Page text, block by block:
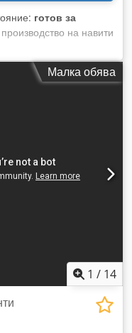
готов за
на навити
с
както и с
Dedpef I Uumsfx
Малка обява
1 / 14